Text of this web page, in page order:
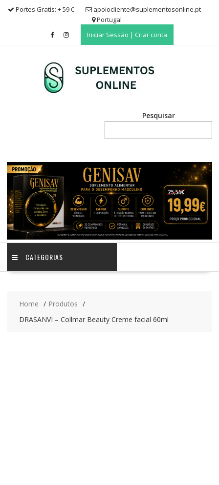
Portes Gratis: + 59 €
apoiocliente@suplementosonline.pt
Portugal
Iniciar Sessão | Criar conta
Pesquisar
CATEGORIAS
Home
Produtos
DRASANVI – Collmar Beauty Creme facial 60ml